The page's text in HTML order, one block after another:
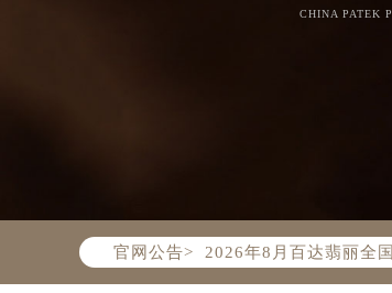
CHINA PATEK
官网公告>
2026年8月百达翡丽全
百达翡丽官方全国统一
2026年8月百达翡丽售